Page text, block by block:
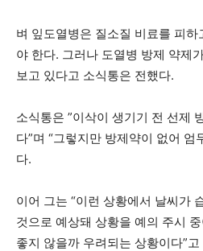
벼 잎도열병은 질소질 비료를 피
야 한다. 그러나 도열병 방제 약제
보고 있다고 소식통은 전했다.
소식통은 ”이삭이 생기기 전 선제
다”며 “그렇지만 방제약이 없어 엄
다.
이어 그는 “이런 상황에서 날씨가
것으로 예상돼 상황을 예의 주시
좋지 않을까 우려되는 상황이다”